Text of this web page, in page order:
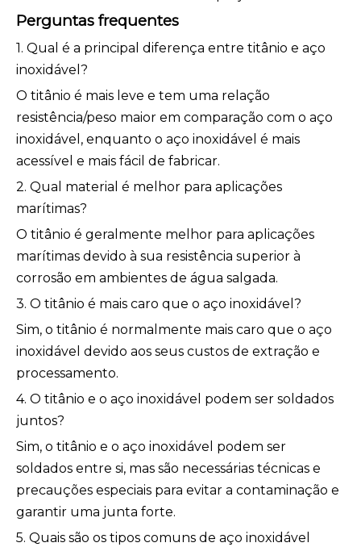
Perguntas frequentes
1. Qual é a principal diferença entre titânio e aço
inoxidável?
O titânio é mais leve e tem uma relação
resistência/peso maior em comparação com o aço
inoxidável, enquanto o aço inoxidável é mais
acessível e mais fácil de fabricar.
2. Qual material é melhor para aplicações
marítimas?
O titânio é geralmente melhor para aplicações
marítimas devido à sua resistência superior à
corrosão em ambientes de água salgada.
3. O titânio é mais caro que o aço inoxidável?
Sim, o titânio é normalmente mais caro que o aço
inoxidável devido aos seus custos de extração e
processamento.
4. O titânio e o aço inoxidável podem ser soldados
juntos?
Sim, o titânio e o aço inoxidável podem ser
soldados entre si, mas são necessárias técnicas e
precauções especiais para evitar a contaminação e
garantir uma junta forte.
5. Quais são os tipos comuns de aço inoxidável